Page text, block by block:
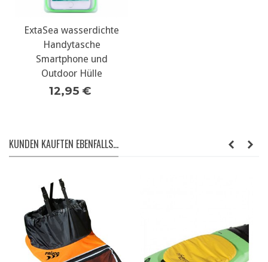
ExtaSea wasserdichte
Handytasche
Smartphone und
Outdoor Hülle
12,95 €
KUNDEN KAUFTEN EBENFALLS...